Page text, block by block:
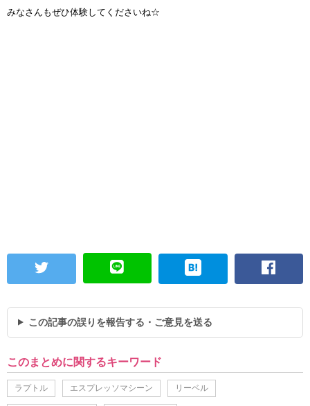
みなさんもぜひ体験してくださいね☆
この記事の誤りを報告する・ご意見を送る
このまとめに関するキーワード
ラプトル エスプレッソマシーン リーベル